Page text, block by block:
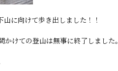
に向けて歩き出しました！！
けての登山は無事に終了しました。